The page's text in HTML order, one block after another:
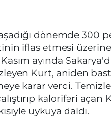
dönemde 300
iflas etmesi üzerine
Kasım ayında
Kurt, aniden
karar verdi.
kaloriferi açan
uykuya daldı.